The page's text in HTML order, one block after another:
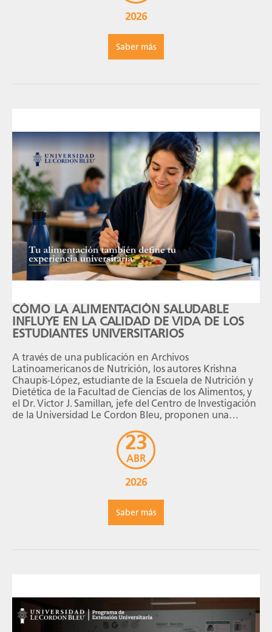
2026
Saber más
23
ABR
2026
Saber más
CÓMO LA ALIMENTACIÓN SALUDABLE
INFLUYE EN LA CALIDAD DE VIDA DE LOS
ESTUDIANTES UNIVERSITARIOS
A través de una publicación en Archivos
Latinoamericanos de Nutrición, los autores Krishna
Chaupis-López, estudiante de la Escuela de Nutrición y
Dietética de la Facultad de Ciencias de los Alimentos, y
el Dr. Victor J. Samillan, jefe del Centro de Investigación
de la Universidad Le Cordon Bleu, proponen una